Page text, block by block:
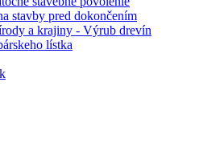
stavby pred dokončením
a krajiny - Výrub drevín
lístka